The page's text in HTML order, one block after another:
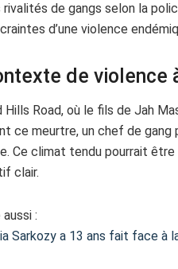
rivalités de gangs selon la
d’une violence
de violence
Hills Road, où le fils de Jah
ce meurtre, un chef de gang
Ce climat tendu pourrait
clair.
aussi :
Sarkozy a 13 ans fait face à